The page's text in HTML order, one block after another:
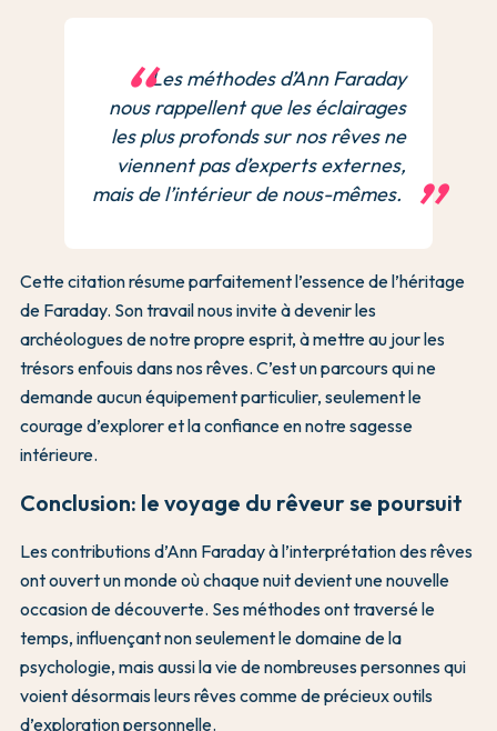
Les méthodes d’Ann Faraday
nous rappellent que les éclairages
les plus profonds sur nos rêves ne
viennent pas d’experts externes,
mais de l’intérieur de nous-mêmes.
Cette citation résume parfaitement l’essence de l’héritage
de Faraday. Son travail nous invite à devenir les
archéologues de notre propre esprit, à mettre au jour les
trésors enfouis dans nos rêves. C’est un parcours qui ne
demande aucun équipement particulier, seulement le
courage d’explorer et la confiance en notre sagesse
intérieure.
Conclusion: le voyage du rêveur se poursuit
Les contributions d’Ann Faraday à l’interprétation des rêves
ont ouvert un monde où chaque nuit devient une nouvelle
occasion de découverte. Ses méthodes ont traversé le
temps, influençant non seulement le domaine de la
psychologie, mais aussi la vie de nombreuses personnes qui
voient désormais leurs rêves comme de précieux outils
d’exploration personnelle.